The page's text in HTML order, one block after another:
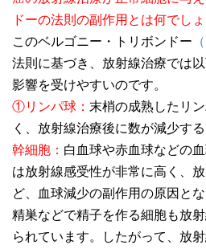
ドーの法則の副作用とは何でし
このベルゴニー・トリボンドー （
法則に基づき、放射線治療では
影響を受けやすいのです。
①リンパ球： 末梢の成熟したリ
く、放射線治療後に数が減少す
幹細胞： 白血球や赤血球などの
は放射線感受性が非常に高く、
ど、血球減少の副作用の原因とな
精巣などで精子を作る細胞も放
られています。したがって、放